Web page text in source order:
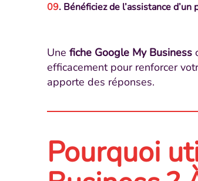
. Bénéficiez de l’assistance
Une fiche Google My Business
efficacement pour renforcer
apporte des réponses.
Pourquoi